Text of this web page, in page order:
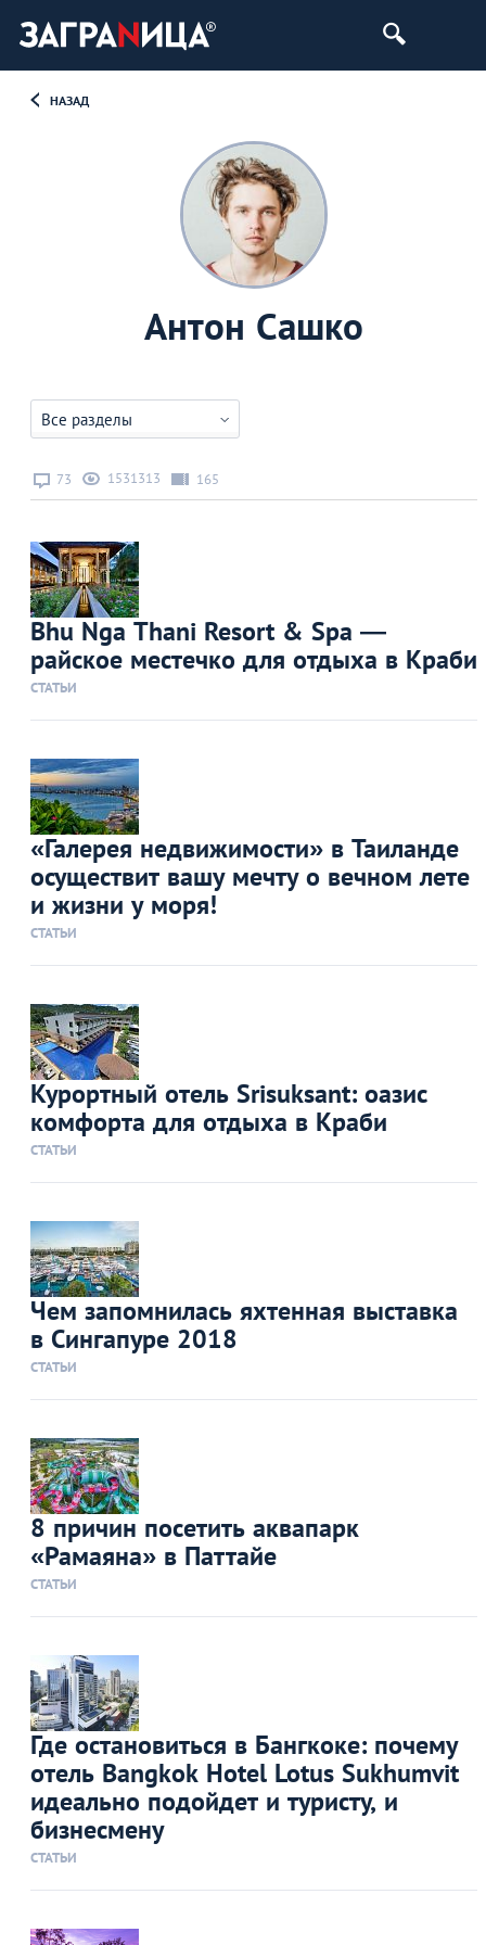
НАЗАД
Антон Сашко
Все разделы
73 1531313 165
Bhu Nga Thani Resort & Spa —
райское местечко для отдыха в Краби
СТАТЬИ
«Галерея недвижимости» в Таиланде
осуществит вашу мечту о вечном лете
и жизни у моря!
СТАТЬИ
Курортный отель Srisuksant: оазис
комфорта для отдыха в Краби
СТАТЬИ
Чем запомнилась яхтенная выставка
в Сингапуре 2018
СТАТЬИ
8 причин посетить аквапарк
«Рамаяна» в Паттайе
СТАТЬИ
Где остановиться в Бангкоке: почему
отель Bangkok Hotel Lotus Sukhumvit
идеально подойдет и туристу, и
бизнесмену
СТАТЬИ